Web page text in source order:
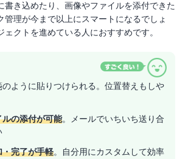
書き込めたり、画像やファイルを添付できた
管理が今まで以上にスマートになるでしょ
ェクトを進めている人におすすめです。
のように貼りつけられる。位置替えもしや
の添付が可能。メールでいちいち送り合
完了が手軽。自分用にカスタムして効率